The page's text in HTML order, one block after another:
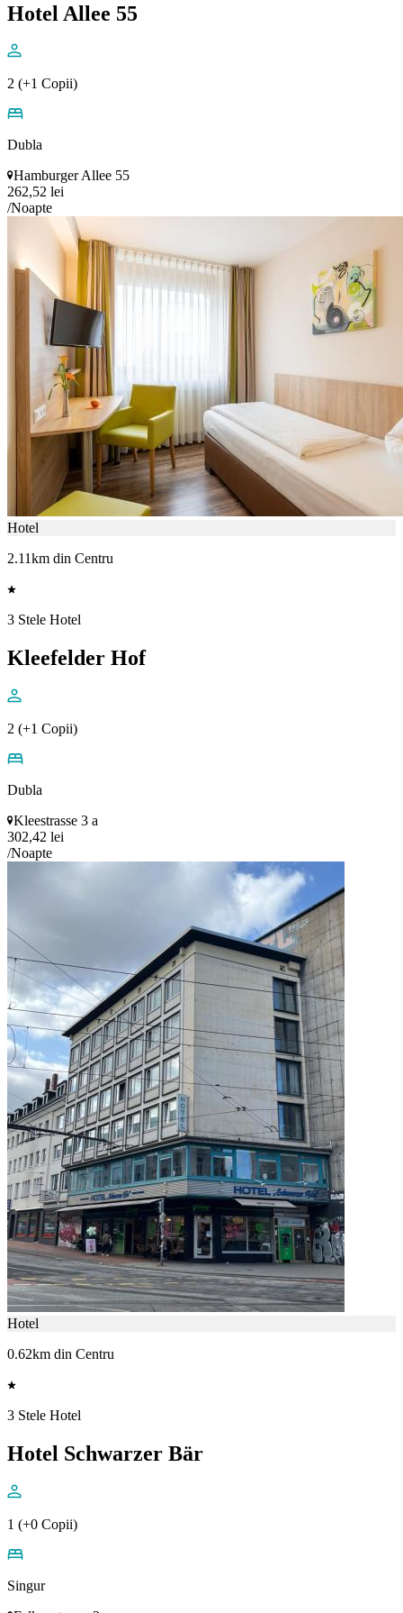
Hotel Allee 55
2 (+1 Copii)
Dubla
Hamburger Allee 55
262,52 lei
/Noapte
Hotel
2.11km din Centru
3 Stele Hotel
Kleefelder Hof
2 (+1 Copii)
Dubla
Kleestrasse 3 a
302,42 lei
/Noapte
Hotel
0.62km din Centru
3 Stele Hotel
Hotel Schwarzer Bär
1 (+0 Copii)
Singur